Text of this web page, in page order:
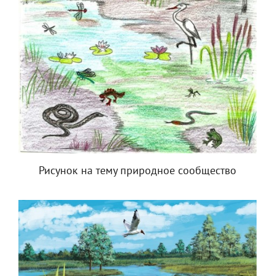
Рисунок на тему природное сообщество